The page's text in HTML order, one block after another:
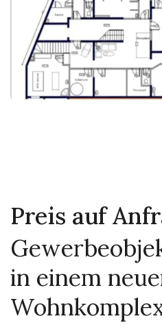
Preis auf
in einem